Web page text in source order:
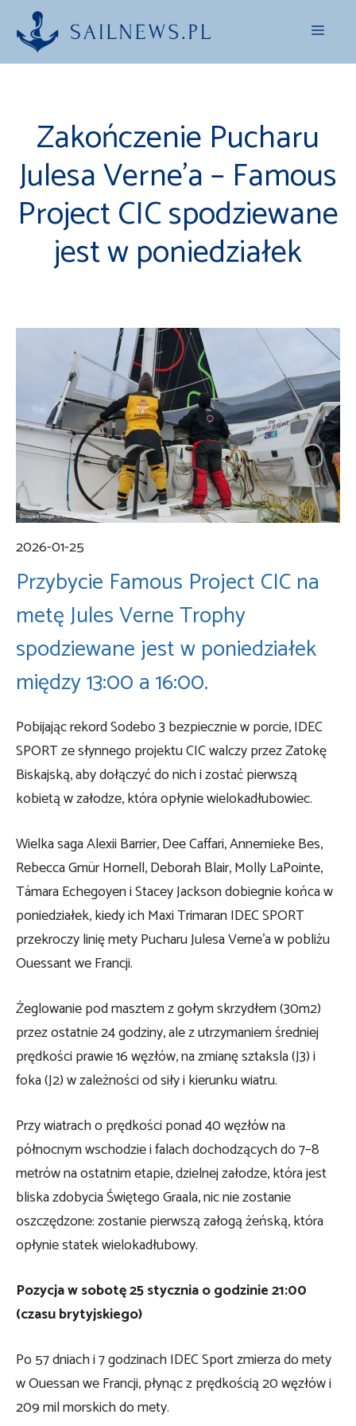
Przejdź
treści
Menu
Zakończenie Pucharu
Julesa Verne’a – Famous
Project CIC spodziewane
jest w poniedziałek
2026-01-25
Przybycie Famous Project CIC na
metę Jules Verne Trophy
spodziewane jest w poniedziałek
między 13:00 a 16:00.
Pobijając rekord Sodebo 3 bezpiecznie w porcie, IDEC
SPORT ze słynnego projektu CIC walczy przez Zatokę
Biskajską, aby dołączyć do nich i zostać pierwszą
kobietą w załodze, która opłynie wielokadłubowiec.
Wielka saga Alexii Barrier, Dee Caffari, Annemieke Bes,
Rebecca Gmür Hornell, Deborah Blair, Molly LaPointe,
Támara Echegoyen i Stacey Jackson dobiegnie końca w
poniedziałek, kiedy ich Maxi Trimaran IDEC SPORT
przekroczy linię mety Pucharu Julesa Verne’a w pobliżu
Ouessant we Francji.
Żeglowanie pod masztem z gołym skrzydłem (30m2)
przez ostatnie 24 godziny, ale z utrzymaniem średniej
prędkości prawie 16 węzłów, na zmianę sztaksla (J3) i
foka (J2) w zależności od siły i kierunku wiatru.
Przy wiatrach o prędkości ponad 40 węzłów na
północnym wschodzie i falach dochodzących do 7–8
metrów na ostatnim etapie, dzielnej załodze, która jest
bliska zdobycia Świętego Graala, nic nie zostanie
oszczędzone: zostanie pierwszą załogą żeńską, która
opłynie statek wielokadłubowy.
Pozycja w sobotę 25 stycznia o godzinie 21:00
(czasu brytyjskiego)
Po 57 dniach i 7 godzinach IDEC Sport zmierza do mety
w Ouessan we Francji, płynąc z prędkością 20 węzłów i
209 mil morskich do mety.